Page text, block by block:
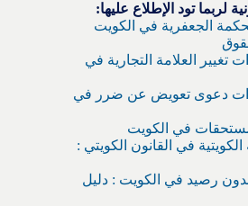
لربما تود الإطلاع عليها:
الجعفرية في الكويت
تغيير العلامة التجارية في
دعوى تعويض عن ضرر في
في الكويت
في القانون الكويتي :
رصيد في الكويت : دليل